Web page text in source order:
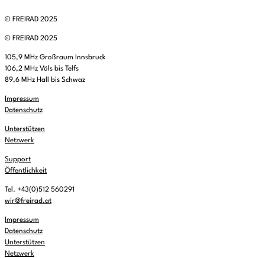
© FREIRAD 2025
© FREIRAD 2025
105,9 MHz Großraum Innsbruck
106,2 MHz Völs bis Telfs
89,6 MHz Hall bis Schwaz
Impressum
Datenschutz
Unterstützen
Netzwerk
Support
Öffentlichkeit
Tel. +43(0)512 560291
wir@freirad.at
Impressum
Datenschutz
Unterstützen
Netzwerk